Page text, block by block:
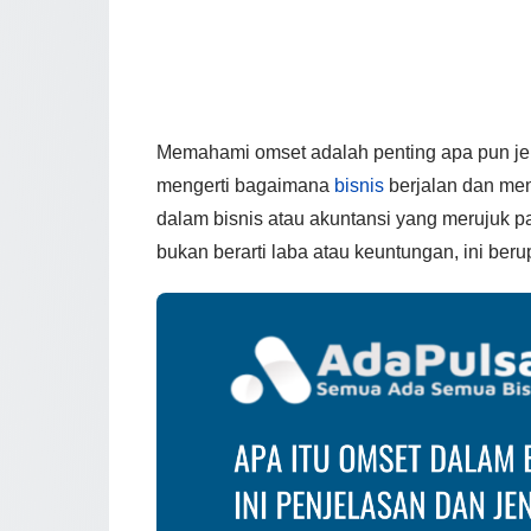
Memahami omset adalah penting apa pun
mengerti bagaimana bisnis berjalan dan
dalam bisnis atau akuntansi yang merujuk
bukan berarti laba atau keuntungan, ini